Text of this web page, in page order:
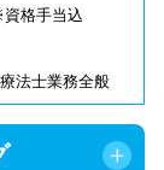
格手当込
法士業務全般